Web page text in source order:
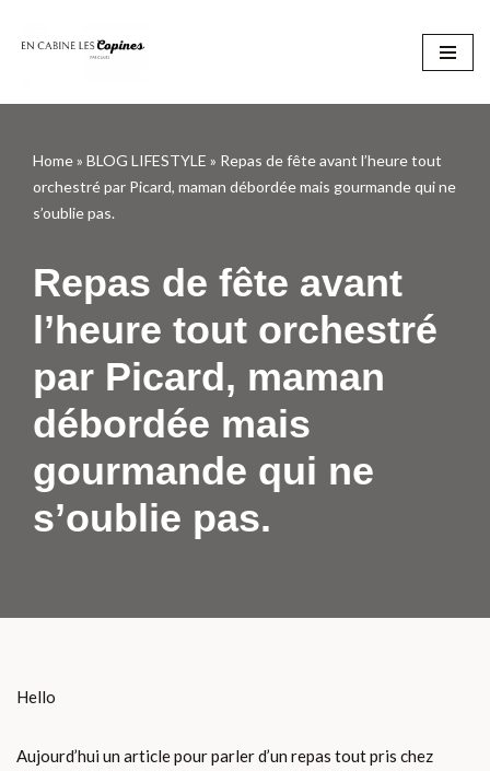
Home» BLOG LIFESTYLE » Repas de fête avant l’heure tout
orchestré par Picard, maman débordée mais gourmande qui ne
s’oublie pas.
Repas de fête avant
l’heure tout orchestré
par Picard, maman
débordée mais
gourmande qui ne
s’oublie pas.
Hello
Aujourd’hui un article pour parler d’un repas tout pris chez